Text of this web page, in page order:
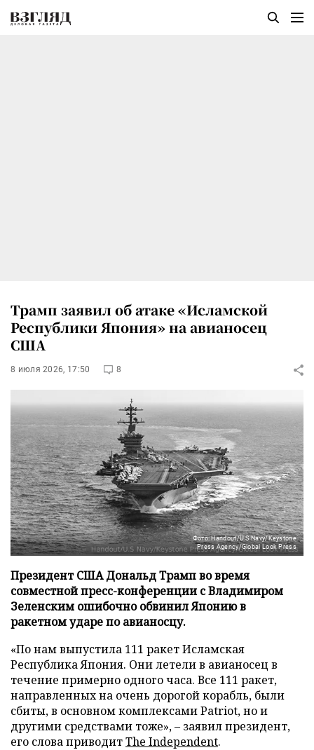
Трамп заявил об атаке «Исламской
Республики Япония» на авианосец
США
8 июля 2026, 17:50 8
Фото: Handout/U.S Navy/Keystone
Press Agency/Global Look Press
Президент США Дональд Трамп во время
совместной пресс-конференции с Владимиром
Зеленским ошибочно обвинил Японию в
ракетном ударе по авианосцу.
«По нам выпустила 111 ракет Исламская
Республика Япония. Они летели в авианосец в
течение примерно одного часа. Все 111 ракет,
направленных на очень дорогой корабль, были
сбиты, в основном комплексами Patriot, но и
другими средствами тоже», – заявил президент,
его слова приводитThe Independent.